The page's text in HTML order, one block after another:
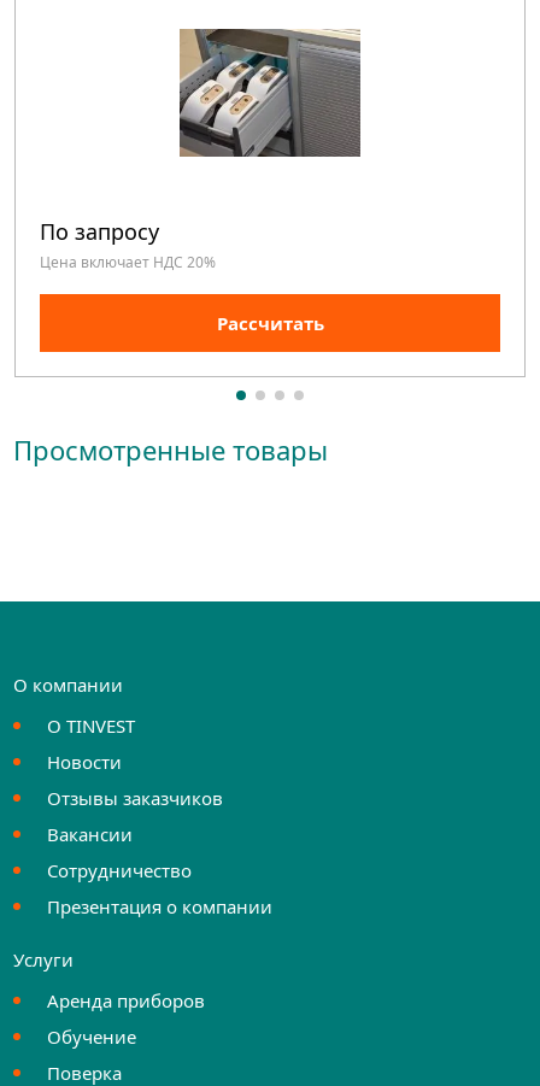
По запросу
Цена включает НДС 20%
Рассчитать
Просмотренные товары
О компании
О TINVEST
Новости
Отзывы заказчиков
Вакансии
Сотрудничество
Презентация о компании
Услуги
Аренда приборов
Обучение
Поверка